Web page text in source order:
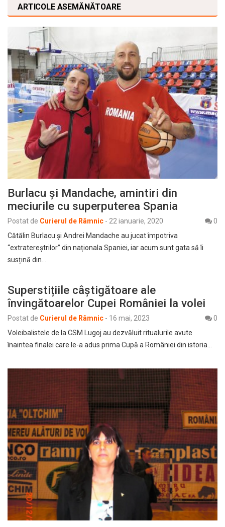
ARTICOLE ASEMĂNĂTOARE
Burlacu și Mandache, amintiri din
meciurile cu superputerea Spania
Postat de Curierul de Râmnic - 22 ianuarie, 2020
0
Cătălin Burlacu și Andrei Mandache au jucat împotriva
“extratereștrilor” din naționala Spaniei, iar acum sunt gata să îi
susțină din…
Superstițiile câștigătoare ale
învingătoarelor Cupei României la volei
Postat de Curierul de Râmnic - 16 mai, 2023
0
Voleibalistele de la CSM Lugoj au dezvăluit ritualurile avute
înaintea finalei care le-a adus prima Cupă a României din istoria…